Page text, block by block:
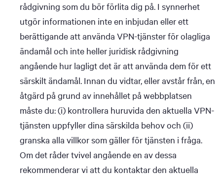
rådgivning som du bör förlita dig på. I synnerhet
utgör informationen inte en inbjudan eller ett
berättigande att använda VPN-tjänster för olagliga
ändamål och inte heller juridisk rådgivning
angående hur lagligt det är att använda dem för ett
särskilt ändamål. Innan du vidtar, eller avstår från, en
åtgärd på grund av innehållet på webbplatsen
måste du: (i) kontrollera huruvida den aktuella VPN-
tjänsten uppfyller dina särskilda behov och (ii)
granska alla villkor som gäller för tjänsten i fråga.
Om det råder tvivel angående en av dessa
rekommenderar vi att du kontaktar den aktuella